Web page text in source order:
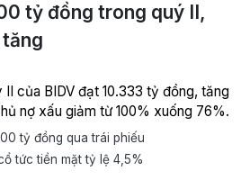
tỷ đồng trong quý II,
của BIDV đạt 10.333 tỷ đồng, tăng
nợ xấu giảm từ 100% xuống 76%.
tỷ đồng qua trái phiếu
tức tiền mặt tỷ lệ 4,5%